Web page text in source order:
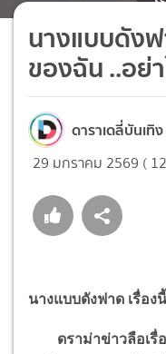
นางแบบดังฟ
ของฉัน ..อย่
ดาราเดลี่บันเทิง
29 มกราคม 2569 (
นางแบบดังฟาด เรื่อง
ดราม่าข่าวลือเรื่อ